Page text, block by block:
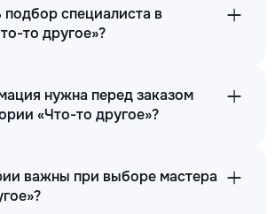
подбор специалиста в
то другое»?
нужна перед заказом
«Что-то другое»?
важны при выборе мастера